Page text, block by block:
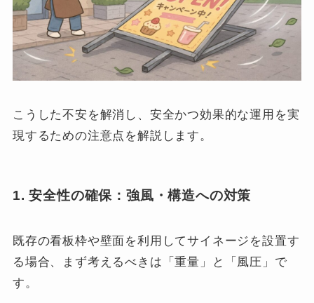
こうした不安を解消し、安全かつ効果的な運用を実
現するための注意点を解説します。
1. 安全性の確保：強風・構造への対策
既存の看板枠や壁面を利用してサイネージを設置す
る場合、まず考えるべきは「重量」と「風圧」で
す。